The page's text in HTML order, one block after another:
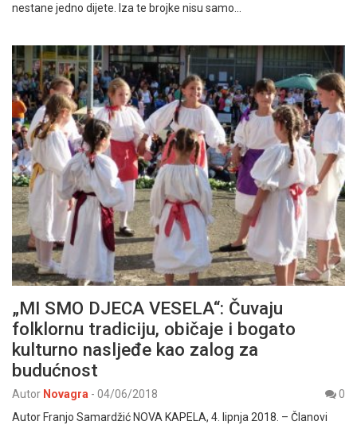
nestane jedno dijete. Iza te brojke nisu samo…
„MI SMO DJECA VESELA“: Čuvaju
folklornu tradiciju, običaje i bogato
kulturno nasljeđe kao zalog za
budućnost
Autor Novagra - 04/06/2018
0
Autor Franjo Samardžić NOVA KAPELA, 4. lipnja 2018. – Članovi